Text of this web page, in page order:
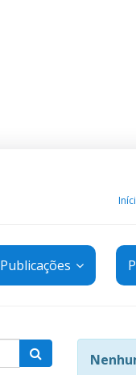
Publicações